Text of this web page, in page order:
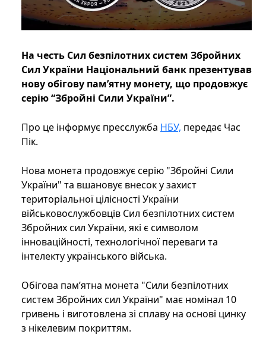
На честь Сил безпілотних систем Збройних
Сил України Національний банк презентував
нову обігову пам’ятну монету, що продовжує
серію “Збройні Сили України”.
Про це інформує пресслужба НБУ, передає Час
Пік.
Нова монета продовжує серію "Збройні Сили
України" та вшановує внесок у захист
територіальної цілісності України
військовослужбовців Сил безпілотних систем
Збройних сил України, які є символом
інноваційності, технологічної переваги та
інтелекту українського війська.
Обігова пам’ятна монета "Сили безпілотних
систем Збройних сил України" має номінал 10
гривень і виготовлена зі сплаву на основі цинку
з нікелевим покриттям.